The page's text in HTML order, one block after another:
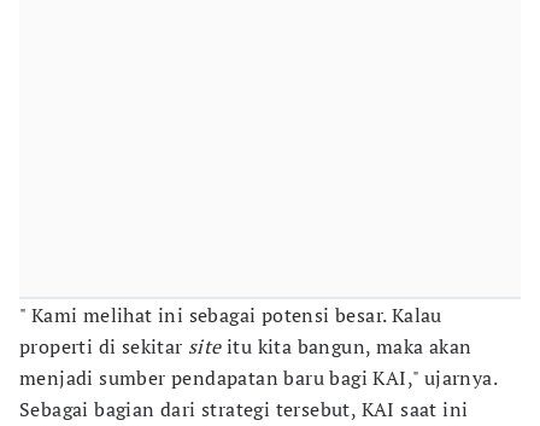
" Kami melihat ini sebagai potensi besar. Kalau
properti di sekitar siteitu kita bangun, maka akan
menjadi sumber pendapatan baru bagi KAI," ujarnya.
Sebagai bagian dari strategi tersebut, KAI saat ini